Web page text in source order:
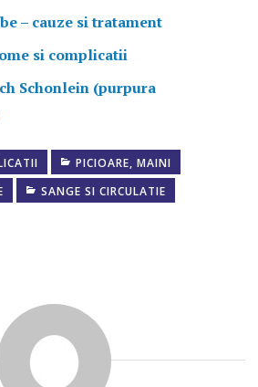
– cauze si tratament
si complicatii
Schonlein (purpura
PICIOARE, MAINI
SANGE SI CIRCULATIE